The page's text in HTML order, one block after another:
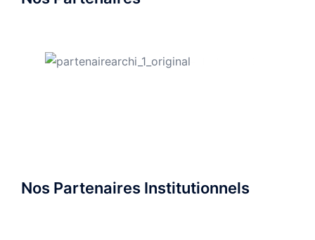
Nos Partenaires Institutionnels